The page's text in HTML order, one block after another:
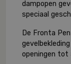
dampopen
speciaal
De Fronta
openingen tot